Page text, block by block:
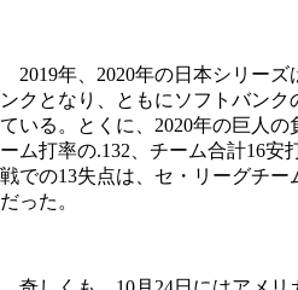
2019年、2020年の日本シリーズ
ンクとなり、ともにソフトバンク
ている。とくに、2020年の巨人
ーム打率の.132、チーム合計16安
戦での13失点は、セ・リーグチ
だった。